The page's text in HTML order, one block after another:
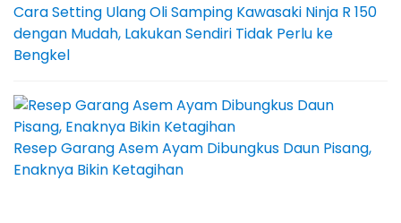
Cara Setting Ulang Oli Samping Kawasaki Ninja R 150
dengan Mudah, Lakukan Sendiri Tidak Perlu ke
Bengkel
Resep Garang Asem Ayam Dibungkus Daun Pisang,
Enaknya Bikin Ketagihan